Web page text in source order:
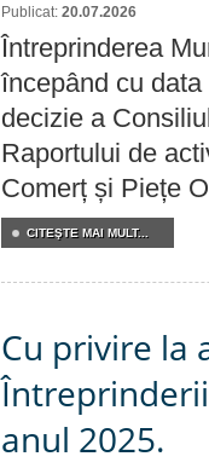
Publicat: 20.07.2026
Întreprinderea
începând cu
decizie a
Raportului de
Comerț și Piețe
CITEŞTE MAI MULT...
Cu privire la
anul 2025.